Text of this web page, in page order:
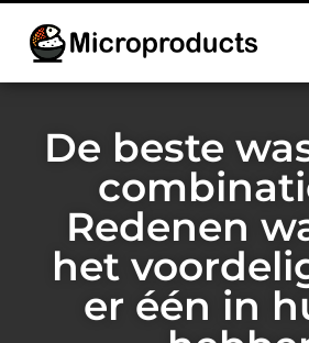
De beste
Redenen
het
er één in